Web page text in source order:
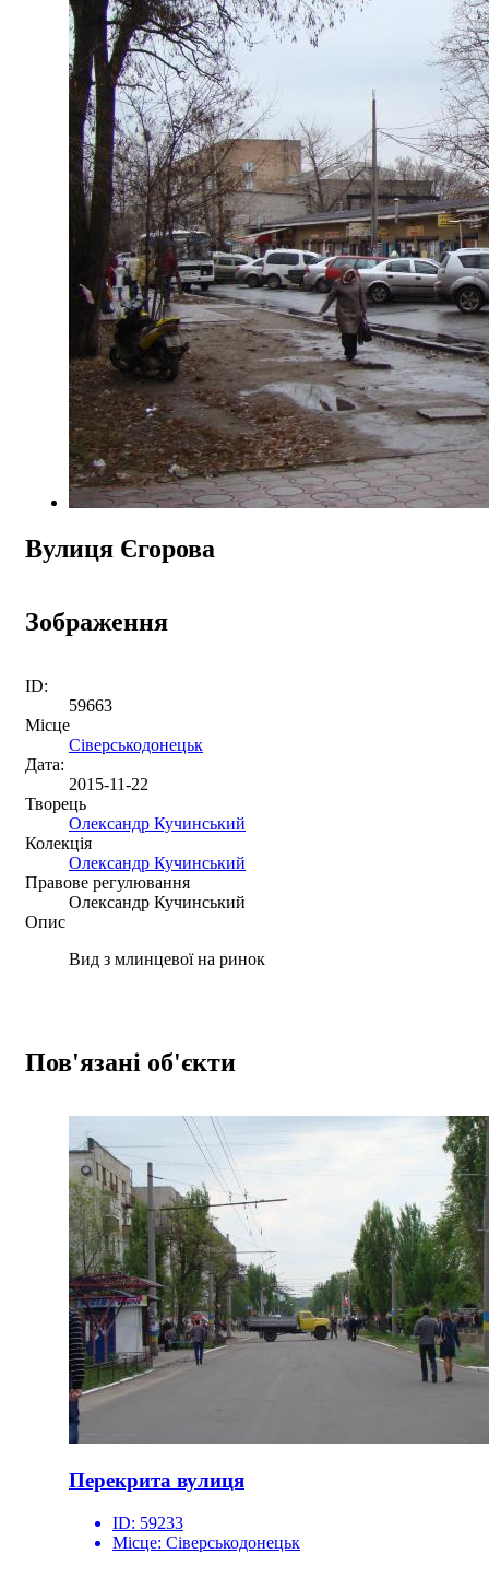
Вулиця Єгорова
Зображення
ID:
59663
Місце
Сіверськодонецьк
Дата:
2015-11-22
Творець
Олександр Кучинський
Колекція
Олександр Кучинський
Правове регулювання
Олександр Кучинський
Опис
Вид з млинцевої на ринок
Пов'язані об'єкти
Перекрита вулиця
ID: 59233
Місце: Сіверськодонецьк